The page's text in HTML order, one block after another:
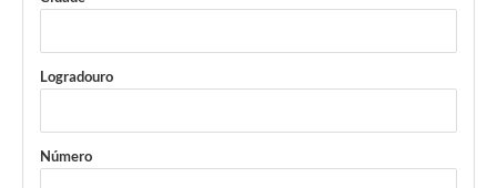
Logradouro
Número